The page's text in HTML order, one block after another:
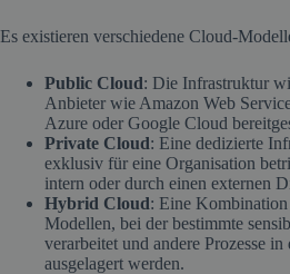
Es existieren verschiedene Cloud-
Public Cloud: Die Infrastruktur
Anbieter wie Amazon Web
Azure oder Google Cloud
Private Cloud: Eine dedizierte
exklusiv für eine Organisation
intern oder durch einen externen
Hybrid Cloud: Eine Kombination
Modellen, bei der bestimmte
verarbeitet und andere Prozesse
ausgelagert werden.